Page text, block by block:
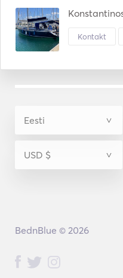
Kontakt
BednBlue © 2026